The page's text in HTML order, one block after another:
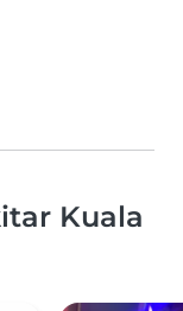
Kuala